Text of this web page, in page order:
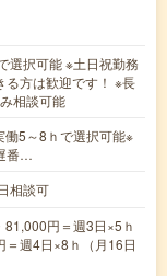
選択可能 ※土日祝勤務
る方は歓迎です！ ※長
相談可能
働5～8ｈで選択可能※
番…
相談可
円＝週3日×5ｈ
＝週4日×8ｈ（月16日